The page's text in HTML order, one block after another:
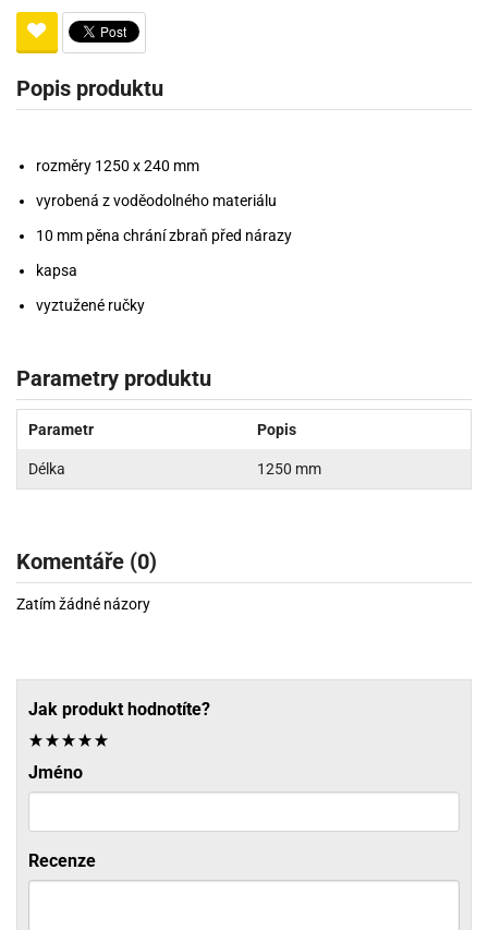
Popis produktu
rozměry 1250 x 240 mm
vyrobená z voděodolného materiálu
10 mm pěna chrání zbraň před nárazy
kapsa
vyztužené ručky
Parametry produktu
Parametr Popis
Délka 1250 mm
Komentáře (0)
Zatím žádné názory
Jak produkt hodnotíte?
Jméno
Recenze